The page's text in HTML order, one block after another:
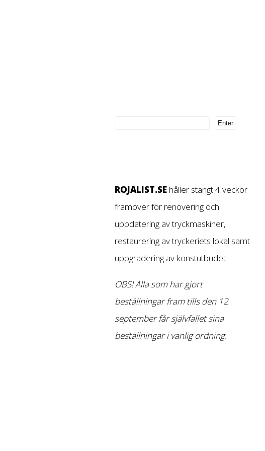
ROJALIST.SE håller stängt 4 veckor
framöver för renovering och
uppdatering av tryckmaskiner,
restaurering av tryckeriets lokal samt
uppgradering av konstutbudet.
OBS! Alla som har gjort
beställningar fram tills den 12
september får självfallet sina
beställningar i vanlig ordning.